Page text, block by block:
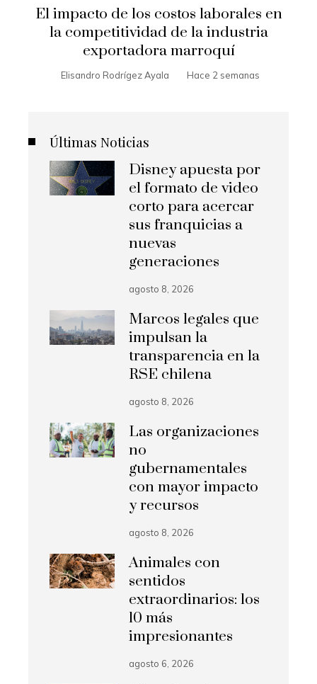
El impacto de los costos laborales en
la competitividad de la industria
exportadora marroquí
Elisandro Rodrígez Ayala Hace 2 semanas
Últimas Noticias
Disney apuesta por
el formato de video
corto para acercar
sus franquicias a
nuevas
generaciones
agosto 8, 2026
Marcos legales que
impulsan la
transparencia en la
RSE chilena
agosto 8, 2026
Las organizaciones
no
gubernamentales
con mayor impacto
y recursos
agosto 8, 2026
Animales con
sentidos
extraordinarios: los
10 más
impresionantes
agosto 6, 2026